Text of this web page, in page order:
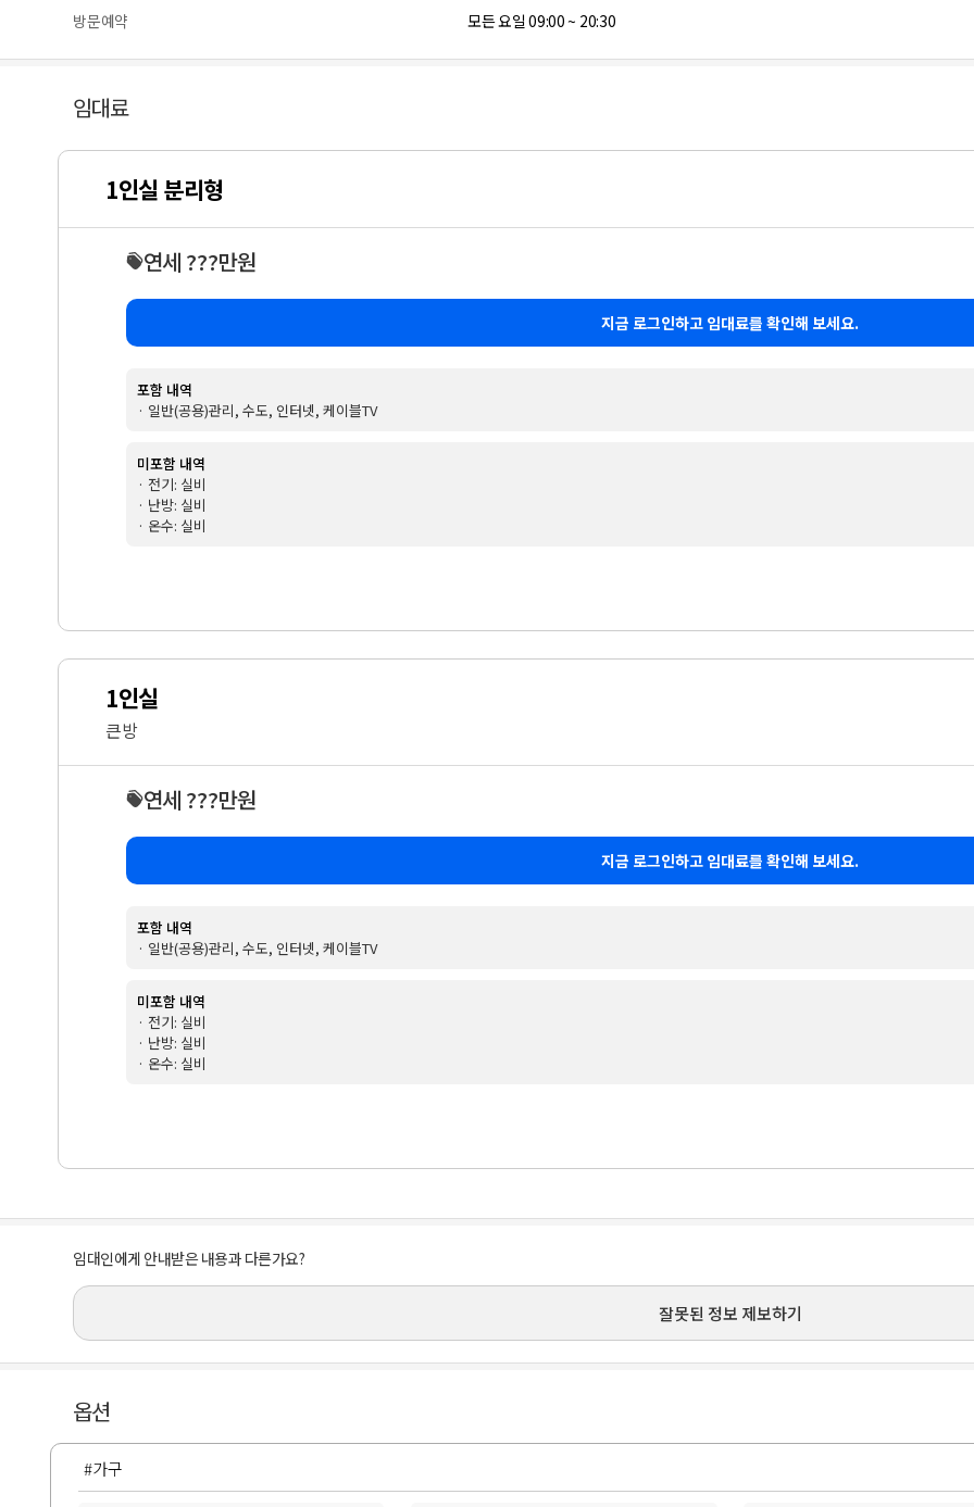
방문예약
모든 요일 09:00 ~ 20:30
임대료
1인실 분리형
연세 ???만원
지금 로그인하고 임대료를 확인해 보세요.
포함 내역
· 일반(공용)관리, 수도, 인터넷, 케이블TV
미포함 내역
· 전기: 실비
· 난방: 실비
· 온수: 실비
1인실
큰방
연세 ???만원
지금 로그인하고 임대료를 확인해 보세요.
포함 내역
· 일반(공용)관리, 수도, 인터넷, 케이블TV
미포함 내역
· 전기: 실비
· 난방: 실비
· 온수: 실비
임대인에게 안내받은 내용과 다른가요?
잘못된 정보 제보하기
옵션
#가구